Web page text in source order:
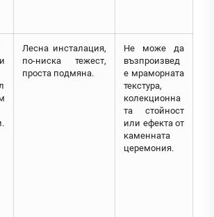
Лесна инсталация,
по-ниска тежест,
проста подмяна.
Не може да
възпроизвед
е мраморната
текстура,
колекционна
та стойност
или ефекта от
каменната
церемония.